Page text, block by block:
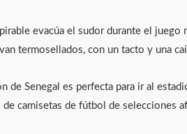
evacúa el sudor durante el
termosellados, con un tacto y una
de Senegal es perfecta para ir al
camisetas de fútbol de selecciones